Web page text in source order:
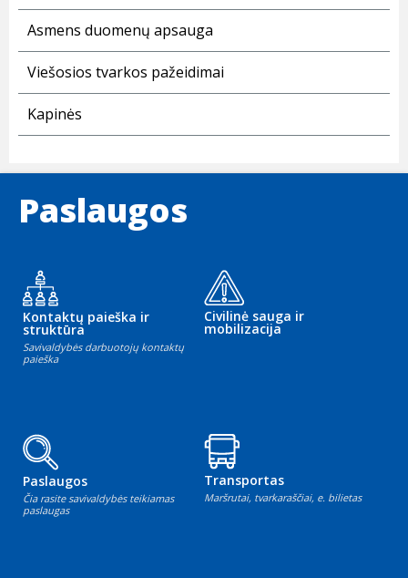
Asmens duomenų apsauga
Viešosios tvarkos pažeidimai
Kapinės
Paslaugos
Kontaktų paieška ir
struktūra
Savivaldybės darbuotojų kontaktų
paieška
Civilinė sauga ir
mobilizacija
Paslaugos
Čia rasite savivaldybės teikiamas
paslaugas
Transportas
Maršrutai, tvarkaraščiai, e. bilietas